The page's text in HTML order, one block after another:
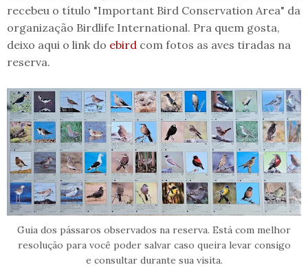
recebeu o título "Important Bird Conservation Area" da
organização Birdlife International. Pra quem gosta,
deixo aqui o link do ebird com fotos as aves tiradas na
reserva.
Guia dos pássaros observados na reserva. Está com melhor
resolução para você poder salvar caso queira levar consigo
e consultar durante sua visita.